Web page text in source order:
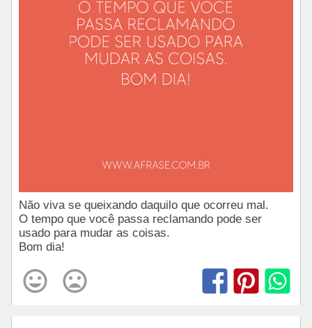
Não viva se queixando daquilo que ocorreu mal.
O tempo que você passa reclamando pode ser
usado para mudar as coisas.
Bom dia!